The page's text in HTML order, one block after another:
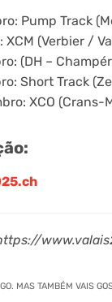
Pump Track
(Verbier /
(DH –
Short Track
XCO (Crans-
MAS TAMBÉM VAIS